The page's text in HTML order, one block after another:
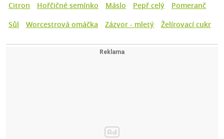
Citron
Hořčičné semínko Máslo Pepř celý
Pomeranč
Sůl
Worcestrová omáčka Zázvor - mletý Želírovací cukr